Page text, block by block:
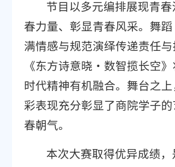
节目以多元编排展现青
春力量、彰显青春风采。舞
满情感与规范演绎传递责任
《东方诗意晓・数智揽长空
时代精神有机融合。舞台之
彩表现充分彰显了商院学子
春朝气。
本次大赛取得优异成绩